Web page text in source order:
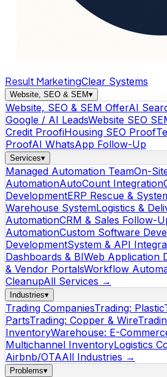
Result MarketingClear Systems
Website, SEO & SEM▾
Website, SEO & SEM OfferAI
Google / AI LeadsWebsite SEO
Credit ProofiHousing SEO Proof
ProofAI WhatsApp Follow-Up
Services▾
Managed Automation TeamOn-
AutomationAutoCount Integration
DevelopmentERP Rescue &
Warehouse SystemLogistics &
AutomationCRM & Sales Follow-
AutomationCustom Software
DevelopmentSystem & API
Dashboards & BIWeb Application
& Vendor PortalsWorkflow
CleanupAll Services →
Industries▾
Trading CompaniesTrading: Plastic
PartsTrading: Copper & Wire
InventoryWarehouse: E-
Multichannel InventoryLogistics
Airbnb/OTAAll Industries →
Problems▾